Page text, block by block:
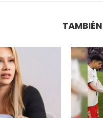
TAMBIÉN